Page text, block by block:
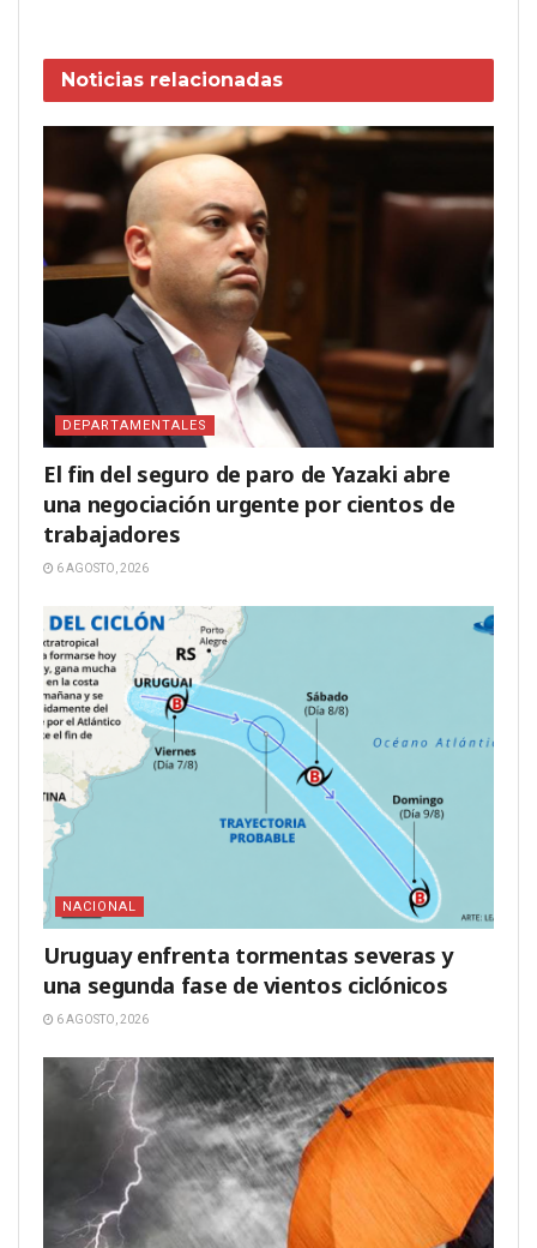
Noticias relacionadas
DEPARTAMENTALES
El fin del seguro de paro de Yazaki abre
una negociación urgente por cientos de
trabajadores
6 AGOSTO, 2026
NACIONAL
Uruguay enfrenta tormentas severas y
una segunda fase de vientos ciclónicos
6 AGOSTO, 2026